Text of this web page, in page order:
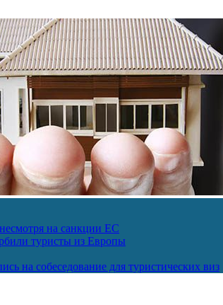
на санкции ЕС
туристы из Европы
на собеседование для туристических виз